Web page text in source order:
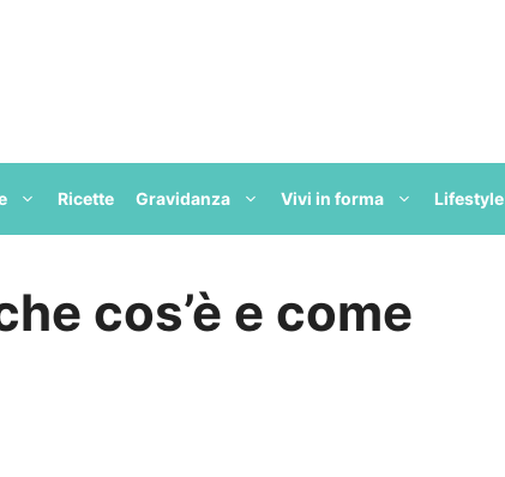
Ricette Gravidanza Vivi in forma Lifestyle
cos’è e come